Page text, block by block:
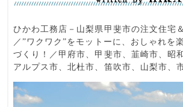
ひかわ工務店－山梨県甲斐市の注文住宅
／”ワクワク”をモットーに、おしゃれを
づくり！／甲府市、甲斐市、韮崎市、昭
アルプス市、北杜市、笛吹市、山梨市、